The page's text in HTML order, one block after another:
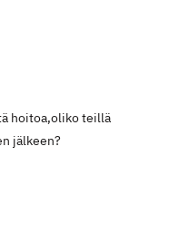
hoitoa,oliko teillä
jälkeen?